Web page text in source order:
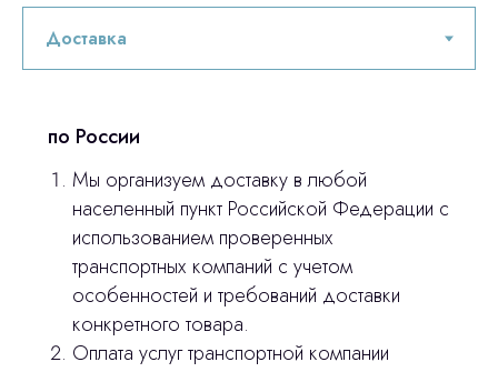
по России
Мы организуем доставку в любой
населенный пункт Российской Федерации с
использованием проверенных
транспортных компаний с учетом
особенностей и требований доставки
конкретного товара.
Оплата услуг транспортной компании